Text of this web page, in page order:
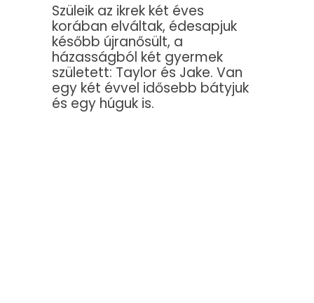
Szüleik az ikrek két éves
korában elváltak, édesapjuk
később újranősült, a
házasságból két gyermek
született: Taylor és Jake. Van
egy két évvel idősebb bátyjuk
és egy húguk is.